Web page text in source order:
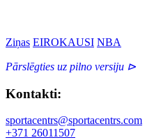
Ziņas EIROKAUSI NBA
Pārslēgties uz pilno versiju ⊳
Kontakti:
sportacentrs@sportacentrs.com
+371 26011507